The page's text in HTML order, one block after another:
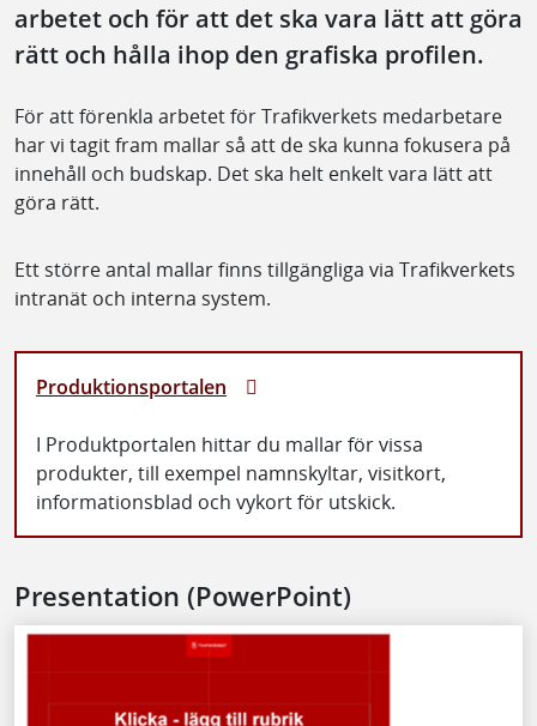
arbetet och för att det ska vara lätt att göra
rätt och hålla ihop den grafiska profilen.
För att förenkla arbetet för Trafikverkets medarbetare
har vi tagit fram mallar så att de ska kunna fokusera på
innehåll och budskap. Det ska helt enkelt vara lätt att
göra rätt.
Ett större antal mallar finns tillgängliga via Trafikverkets
intranät och interna system.
Produktionsportalen
I Produktportalen hittar du mallar för vissa
produkter, till exempel namnskyltar, visitkort,
informationsblad och vykort för utskick.
Presentation (PowerPoint)